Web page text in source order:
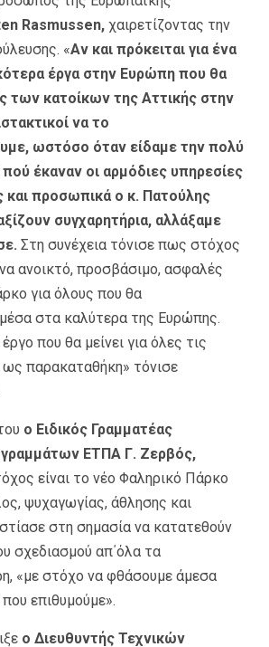
Rasmussen, χαιρετίζοντας την
«Αν και πρόκειται για ένα
έργα στην Ευρώπη που θα
των κατοίκων της Αττικής στην
να το
ωστόσο όταν είδαμε την πολύ
έκαναν οι αρμόδιες υπηρεσίες
και προσωπικά ο κ. Πατούλης
συγχαρητήρια, αλλάξαμε
Στη συνέχεια τόνισε πως στόχος
ανοικτό, προσβάσιμο, ασφαλές
για όλους που θα
στα καλύτερα της Ευρώπης.
που θα μείνει για όλες τις
ως παρακαταθήκη» τόνισε
ο Ειδικός Γραμματέας
ΕΤΠΑ Γ. Ζερβός,
είναι το νέο Φαληρικό Πάρκο
ψυχαγωγίας, άθλησης και
στη σημασία να κατατεθούν
σχεδιασμού απ΄όλα τα
«με στόχο να φθάσουμε άμεσα
επιθυμούμε».
ο Διευθυντής Τεχνικών